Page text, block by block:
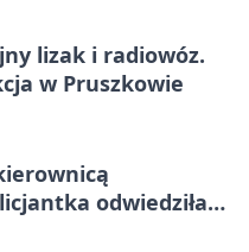
lizak i radiowóz.
w Pruszkowie
odwiedziła